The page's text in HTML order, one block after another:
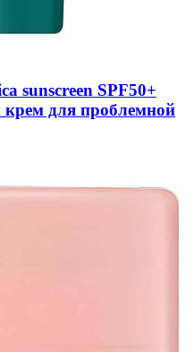
sunscreen SPF50+
для проблемной